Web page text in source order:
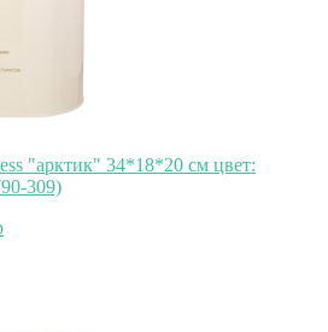
"арктик" 34*18*20 см цвет:
309)